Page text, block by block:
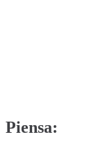
Piensa: